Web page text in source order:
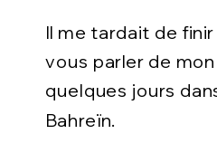
Il me tardait de
vous parler de
quelques jours
Bahreïn.